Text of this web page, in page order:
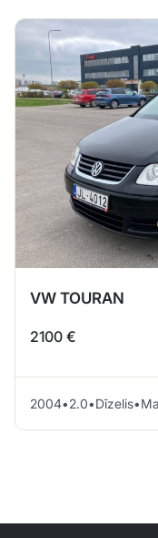
VW TOURAN
2100 €
2004•2.0•Dīzelis•